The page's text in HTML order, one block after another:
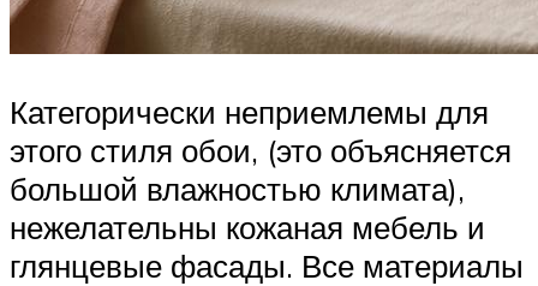
Категорически неприемлемы для
этого стиля обои, (это объясняется
большой влажностью климата),
нежелательны кожаная мебель и
глянцевые фасады. Все материалы